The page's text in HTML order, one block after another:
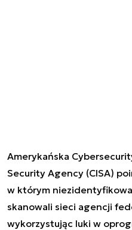
Amerykańska
Security Agency (CISA)
w którym
skanowali sieci agencji
wykorzystując luki w